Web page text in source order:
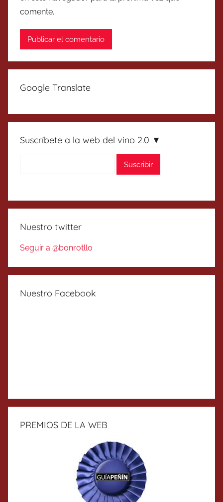
comente.
Google Translate
Suscríbete a la web del vino 2.0 ▼
Nuestro twitter
Seguir a @bonrotllo
Nuestro Facebook
PREMIOS DE LA WEB